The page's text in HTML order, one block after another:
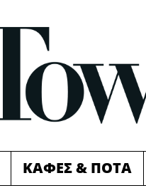
ΚΑΦΕΣ & ΠΟΤΑ